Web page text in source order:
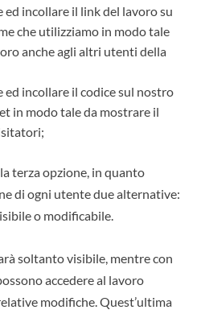
ed incollare il link del lavoro su
che utilizziamo in modo tale
anche agli altri utenti della
ed incollare il codice sul nostro
in modo tale da mostrare il
terza opzione, in quanto
di ogni utente due alternative:
o modificabile.
soltanto visibile, mentre con
accedere al lavoro
modifiche. Quest’ultima